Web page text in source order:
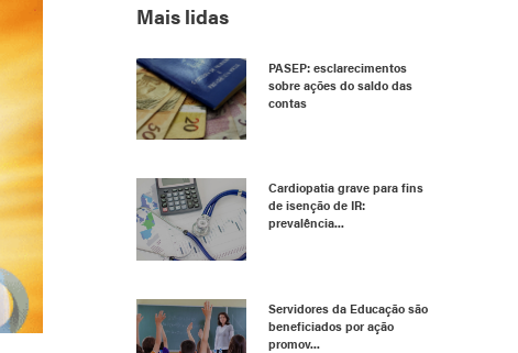
Mais lidas
PASEP: esclarecimentos
sobre ações do saldo das
contas
Cardiopatia grave para fins
de isenção de IR:
prevalência...
Servidores da Educação são
beneficiados por ação
promov...